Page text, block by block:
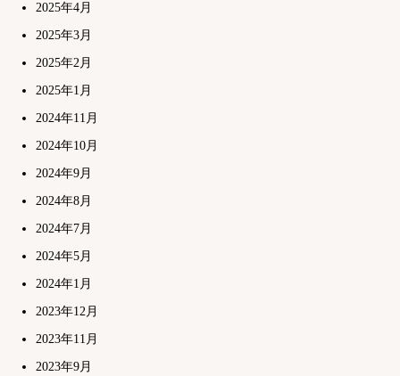
2025年4月
2025年3月
2025年2月
2025年1月
2024年11月
2024年10月
2024年9月
2024年8月
2024年7月
2024年5月
2024年1月
2023年12月
2023年11月
2023年9月